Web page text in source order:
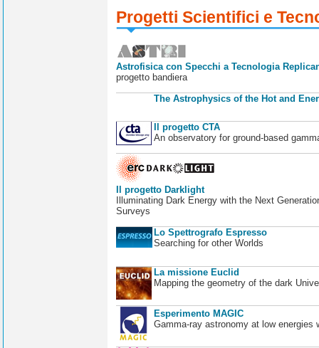
Progetti Scientifici e
Astrofisica con Specchi a Tecnologia
progetto bandiera
The Astrophysics of the Hot and
Il progetto CTA
An observatory for ground-based
Il progetto Darklight
Illuminating Dark Energy with the Next
Surveys
Lo Spettrografo Espresso
Searching for other Worlds
La missione Euclid
Mapping the geometry of the dark
Esperimento MAGIC
Gamma-ray astronomy at low energies